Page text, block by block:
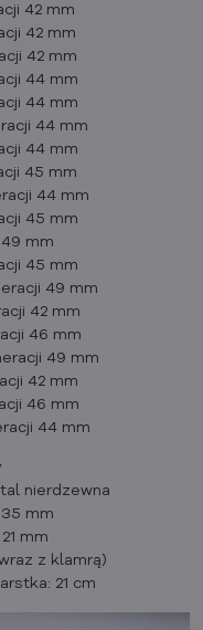
42 mm
42 mm
42 mm
44 mm
44 mm
44 mm
44 mm
45 mm
44 mm
45 mm
mm
45 mm
49 mm
42 mm
46 mm
49 mm
42 mm
46 mm
44 mm
nierdzewna
mm
mm
z klamrą)
21 cm